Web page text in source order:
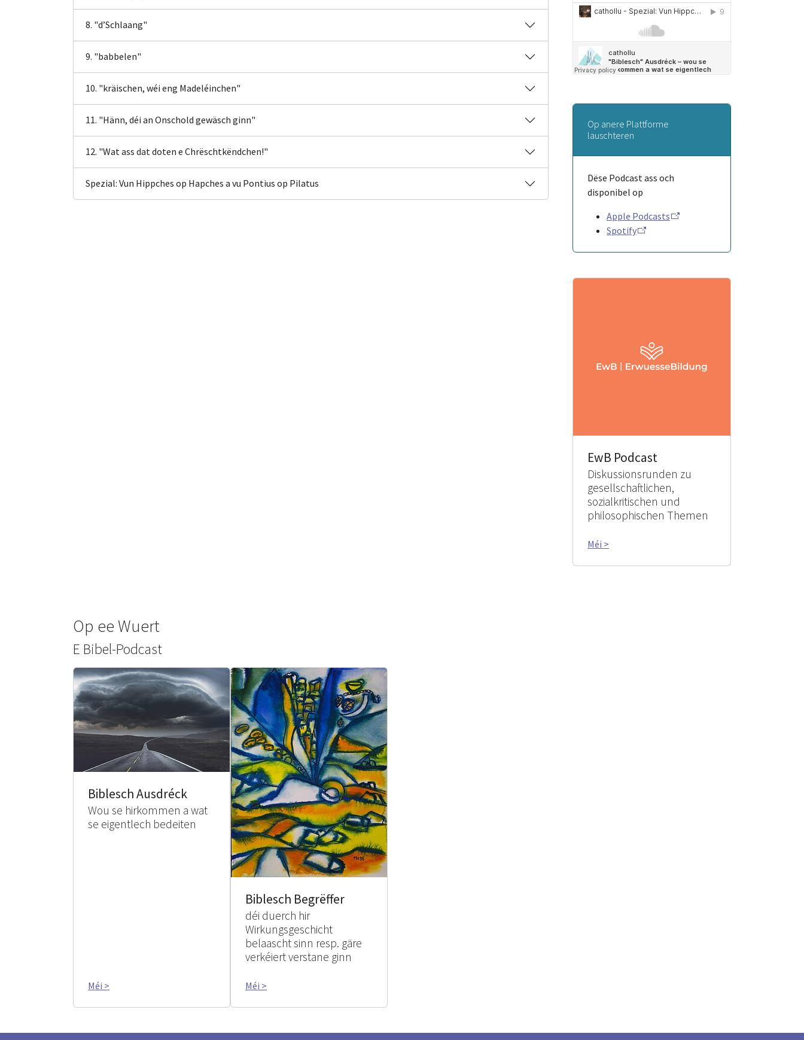
8. "d’Schlaang"
9. "babbelen"
10. "kräischen, wéi eng Madeléinchen"
11. "Hänn, déi an Onschold gewäsch ginn"
12. "Wat ass dat doten e Chrëschtkëndchen!"
Spezial: Vun Hippches op Hapches a vu Pontius op Pilatus
Op anere Plattforme
lauschteren
Dëse Podcast ass och
disponibel op
Apple Podcasts
Spotify
EwB Podcast
Diskussionsrunden zu
gesellschaftlichen,
sozialkritischen und
philosophischen Themen
Méi >
Op ee Wuert
E Bibel-Podcast
Biblesch Ausdréck
Wou se hirkommen a wat
se eigentlech bedeiten
Méi >
Biblesch Begrëffer
déi duerch hir
Wirkungsgeschicht
belaascht sinn resp. gäre
verkéiert verstane ginn
Méi >